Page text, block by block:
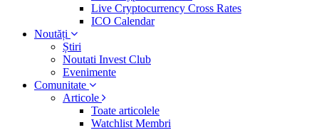
Live Cryptocurrency Cross Rates
ICO Calendar
Noutăți
Știri
Noutati Invest Club
Evenimente
Comunitate
Articole
Toate articolele
Watchlist Membri